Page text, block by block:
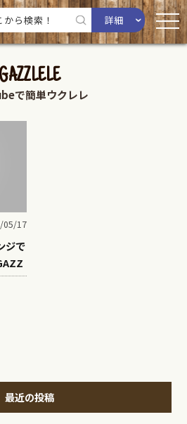
詳細
GAZZLELE
で簡単ウクレレ
05/17
ジで
最近の投稿